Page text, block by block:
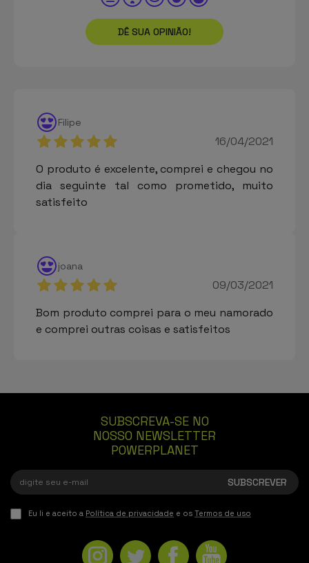
DÊ SUA OPINIÃO!
Filipe
16/04/2021
O produto é excelente, comprei e chegou no
dia seguinte tal como prometido, muito
satisfeito
joana
09/03/2021
Bom produto comprei para o meu namorado
e comprei outras coisas e satisfeitos
SUBSCREVA-SE NO
NOSSO NEWSLETTER
POWERPLANET
Eu li e aceito a Política de privacidade e os Termos de uso